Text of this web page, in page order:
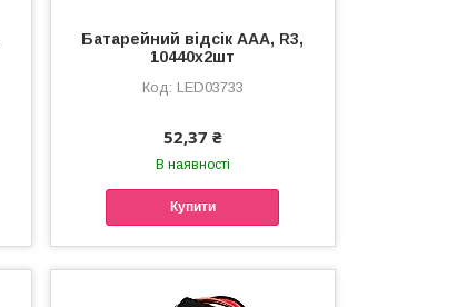
Батарейний відсік ААА, R3,
10440х2шт
LED03733
52,37 ₴
В наявності
Купити